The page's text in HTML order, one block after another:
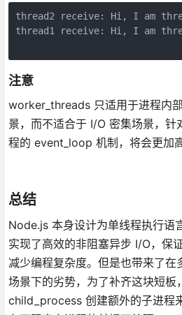
thread2 receive: Hi, I am
thread1 receive: Hi, I am
注意
worker_threads 只适用于进程内
景，而不适合于 I/O 密集场景，针
程的 event_loop 机制，将会更加
总结
Node.js 本身设计为单线程执行语
实现了高效的非阻塞异步 I/O，保
减少编程复杂度。但是也带来了
场景下的劣势，为了补齐这块短
child_process 创建额外的子进程